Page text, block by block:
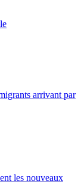
arrivant par
les nouveaux